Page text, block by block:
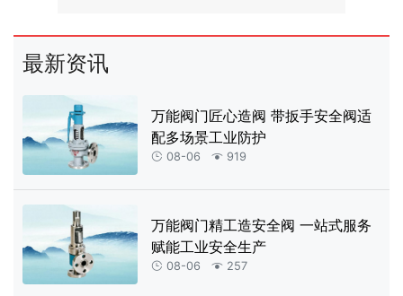
最新资讯
万能阀门匠心造阀 带扳手安全阀适
配多场景工业防护
 08-06 919
万能阀门精工造安全阀 一站式服务
赋能工业安全生产
 08-06 257